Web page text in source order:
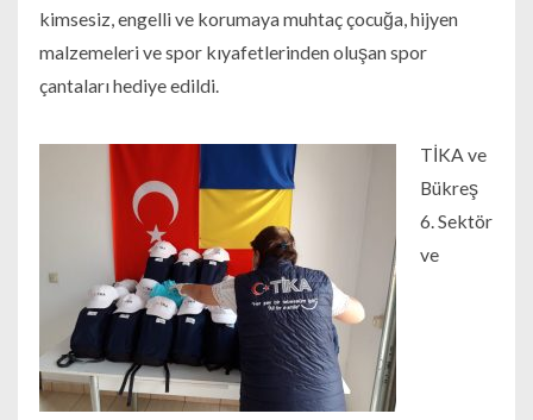
kimsesiz, engelli ve korumaya muhtaç çocuğa, hijyen
malzemeleri ve spor kıyafetlerinden oluşan spor
çantaları hediye edildi.
TİKA ve
Bükreş
6. Sektör
ve